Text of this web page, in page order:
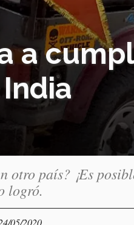
a
otro país? ¡Es
logró.
05/2020